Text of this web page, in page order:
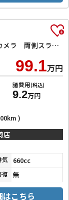
ハイブリッドG ドライブレコーダー バックカメラ 両側スライドドア ナビ TV スマートキー アイドリングストップ 電動格納ミラー ベンチシート CVT ESC CD DVD再生 Bluetooth エアコン
99.1万円
諸費用(税込)
9.2万円
)
店
気 660cc
復 無
はこちら